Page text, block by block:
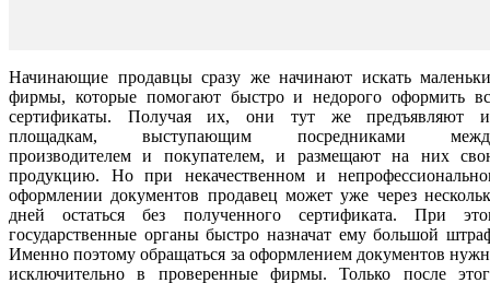
Начинающие продавцы сразу же начинают искать
фирмы, которые помогают быстро и недорого оформить
сертификаты. Получая их, они тут же предъявляют
площадкам, выступающим посредниками
производителем и покупателем, и размещают на них
продукцию. Но при некачественном и
оформлении документов продавец может уже через
дней остаться без полученного сертификата. При
государственные органы быстро назначат ему большой
Именно поэтому обращаться за оформлением документов
исключительно в проверенные фирмы. Только после